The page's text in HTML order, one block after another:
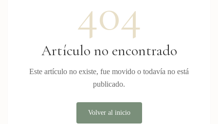
404
Artículo no encontrado
Este artículo no existe, fue movido o todavía no está
publicado.
Volver al inicio